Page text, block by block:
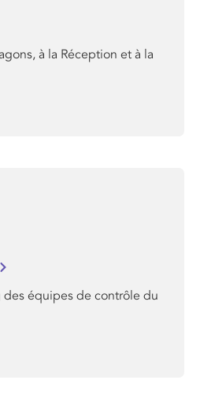
à la Réception et à la
équipes de contrôle du